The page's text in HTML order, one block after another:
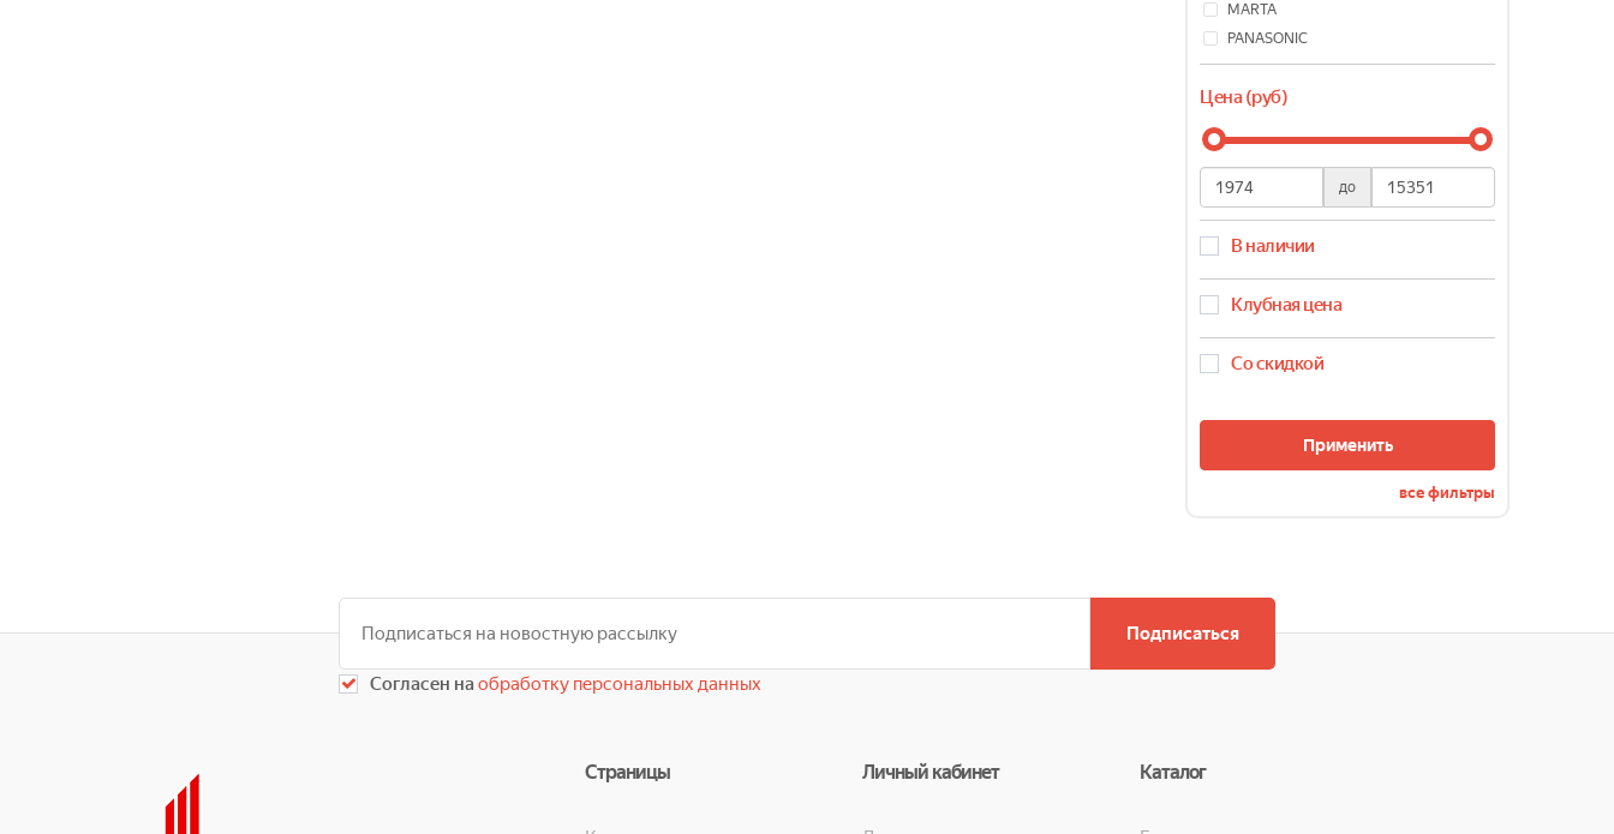
MARTA
PANASONIC
PHILIPS
POLARIS
SCOOLE
SINBO
STADLER FORM
TEFAL
TIMBERK
Цена (руб)
до
В наличии
Клубная цена
Со скидкой
Применить
все фильтры
Подписаться
Согласен наобработку персональных данных
Страницы Личный кабинет Каталог